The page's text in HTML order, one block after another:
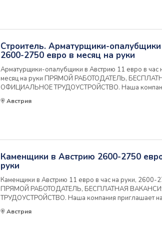
Строитель. Арматурщики-
2600-2750 евро в месяц на руки
Арматурщики-опалубщики в Австрию 11 евро в час
месяц на руки ПРЯМОЙ РАБОТОДАТЕЛЬ,
ОФИЦИАЛЬНОЕ ТРУДОУСТРОЙСТВО. Наша
работу специалистов для работы в Австрии на
лидера промышленного строительства в Австрии и
Австрия
Каменщики в Австрию 2600-2750
руки
Каменщики в Австрию 11 евро в час на руки, 2600-
ПРЯМОЙ РАБОТОДАТЕЛЬ, БЕСПЛАТНАЯ
ТРУДОУСТРОЙСТВО. Наша компания приглашает
специалистов для работы в Австрии на объектах
промышленного строительства в Австрии и
Австрия